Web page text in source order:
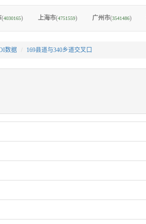
(4030165) 上海市(4751559) 广州市(3541486)
数据 169县道与340乡道交叉口